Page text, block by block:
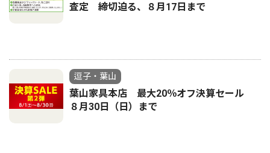
査定 締切迫る、８月17日まで
逗子・葉山
葉山家具本店 最大20％オフ決算セール
８月30日（日）まで